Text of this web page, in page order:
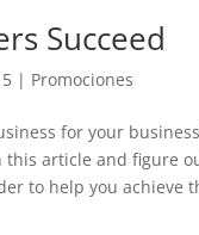
Succeed
| Promociones
for your
article and figure
to help you achieve